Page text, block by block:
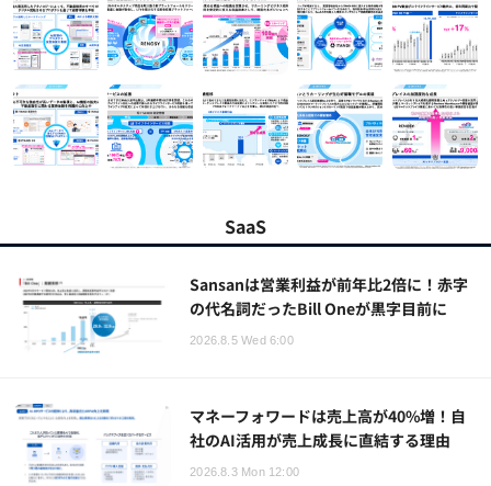
SaaS
Sansanは営業利益が前年比2倍に！赤字
の代名詞だったBill Oneが黒字目前に
2026.8.5 Wed 6:00
マネーフォワードは売上高が40%増！自
社のAI活用が売上成長に直結する理由
2026.8.3 Mon 12:00